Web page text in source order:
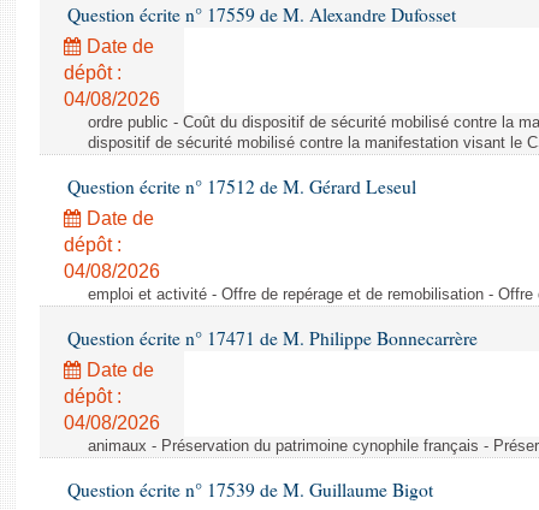
Question écrite n° 17559 de M. Alexandre Dufosset
Date de
dépôt :
04/08/2026
ordre public - Coût du dispositif de sécurité mobilisé contre la
dispositif de sécurité mobilisé contre la manifestation visant le
Question écrite n° 17512 de M. Gérard Leseul
Date de
dépôt :
04/08/2026
emploi et activité - Offre de repérage et de remobilisation -
Question écrite n° 17471 de M. Philippe Bonnecarrère
Date de
dépôt :
04/08/2026
animaux - Préservation du patrimoine cynophile français -
Question écrite n° 17539 de M. Guillaume Bigot